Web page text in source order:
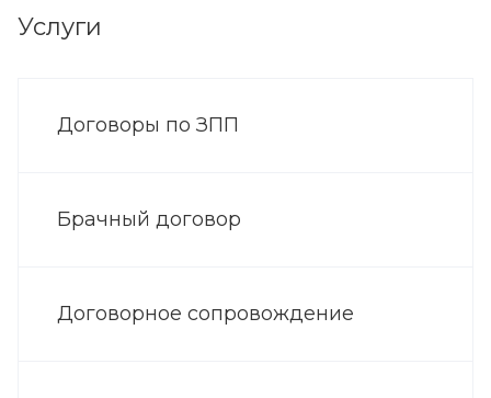
Услуги
Договоры по ЗПП
Брачный договор
Договорное сопровождение